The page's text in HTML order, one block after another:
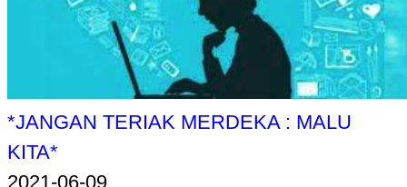
*JANGAN TERIAK MERDEKA : MALU
KITA*
2021-06-09